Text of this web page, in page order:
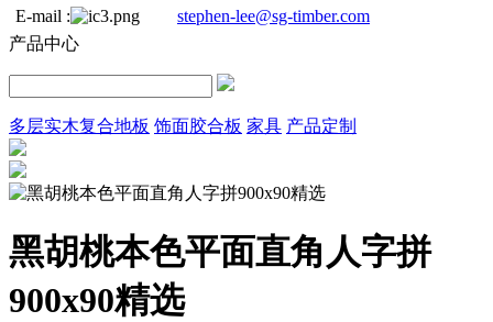
E-mail :
stephen-lee@sg-timber.com
产品中心
多层实木复合地板 饰面胶合板 家具 产品定制
黑胡桃本色平面直角人字拼
900x90精选